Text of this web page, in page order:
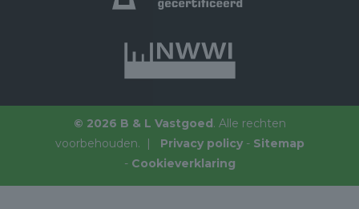
© 2026 B & L Vastgoed . Alle rechten
voorbehouden. | Privacy policy- Sitemap
- Cookieverklaring